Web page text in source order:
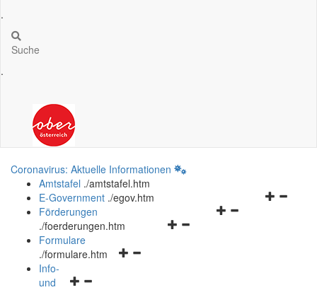
.
Suche
.
Coronavirus: Aktuelle Informationen
Amtstafel ./amtstafel.htm
Navigationsmenü
E-Government ./egov.htm
Navigationsmenü
Förderungen
./foerderungen.htm
Navigationsmenü
Formulare
./formulare.htm
Navigationsmenü
Info-
und